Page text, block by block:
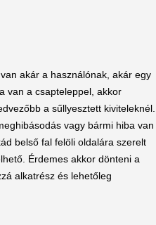
akár a használónak, akár egy
van a csapteleppel, akkor
a sűllyesztett kiviteleknél.
vagy bármi hiba van
belső fal felöli oldalára szerelt
Érdemes akkor dönteni a
alkatrész és lehetőleg